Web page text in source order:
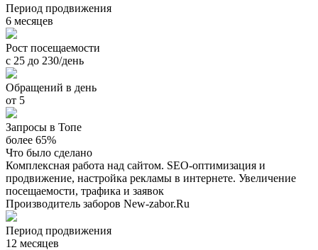
Период продвижения
6 месяцев
Рост посещаемости
с 25 до 230/день
Обращений в день
от 5
Запросы в Топе
более 65%
Что было сделано
Комплексная работа над сайтом. SEO-оптимизация и
продвижение, настройка рекламы в интернете. Увеличение
посещаемости, трафика и заявок
Производитель заборов New-zabor.Ru
Период продвижения
12 месяцев